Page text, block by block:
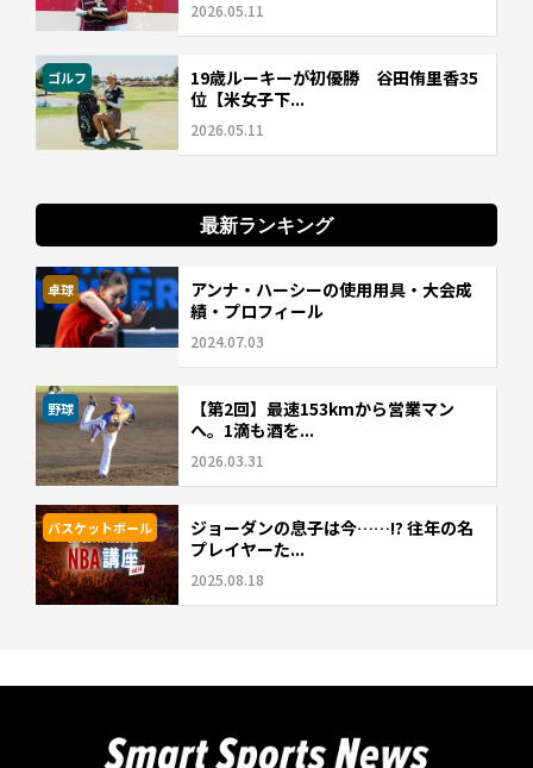
2026.05.11
ゴルフ
19歳ルーキーが初優勝 谷田侑里香35
位【米女子下...
2026.05.11
最新ランキング
卓球
アンナ・ハーシーの使用用具・大会成
績・プロフィール
2024.07.03
野球
【第2回】最速153kmから営業マン
へ。1滴も酒を...
2026.03.31
バスケットボール
ジョーダンの息子は今……!? 往年の名
プレイヤーた...
2025.08.18